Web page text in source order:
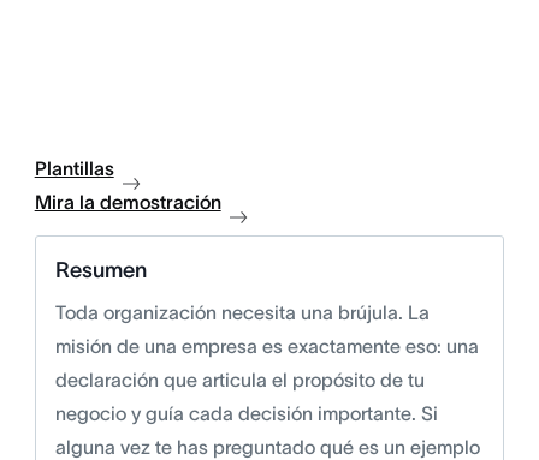
Plantillas
Mira la demostración
Resumen
Toda organización necesita una brújula. La
misión de una empresa es exactamente eso: una
declaración que articula el propósito de tu
negocio y guía cada decisión importante. Si
alguna vez te has preguntado qué es un ejemplo